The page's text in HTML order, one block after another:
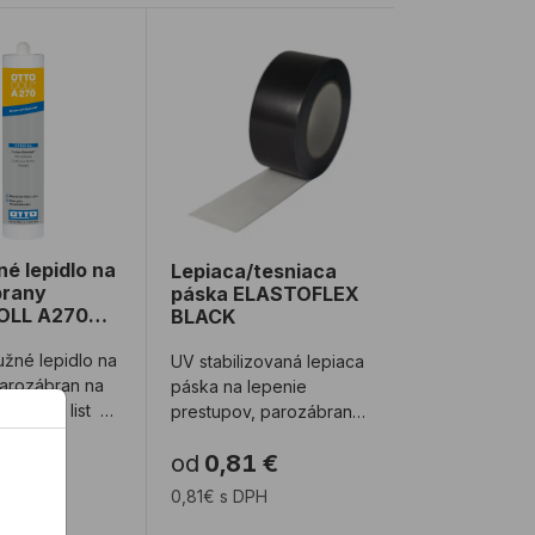
A250 310 ml
lepidlo na parozábrany OTTOCOLL A270 310 ml
lepidlo na
A270
lepidlo na
na
Lepiaca/tesniaca páska ELASTOFLEX
Lepiaca/tesniaca
páska ELASTOFLEX
BLACK
UV stabilizovaná lepiaca
páska na lepenie
prestupov, parozábran,
membrán.
od 0,81 €
0,81€ s DPH